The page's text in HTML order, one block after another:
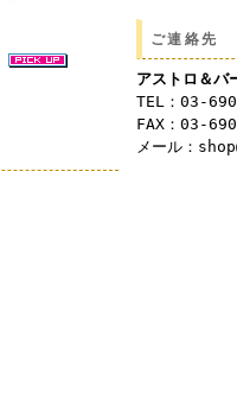
ご連絡先
アストロ＆バ
TEL：03-
FAX：03-
メール：